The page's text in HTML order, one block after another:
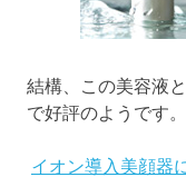
結構、この美容液
で好評のようです。
イオン導入美顔器